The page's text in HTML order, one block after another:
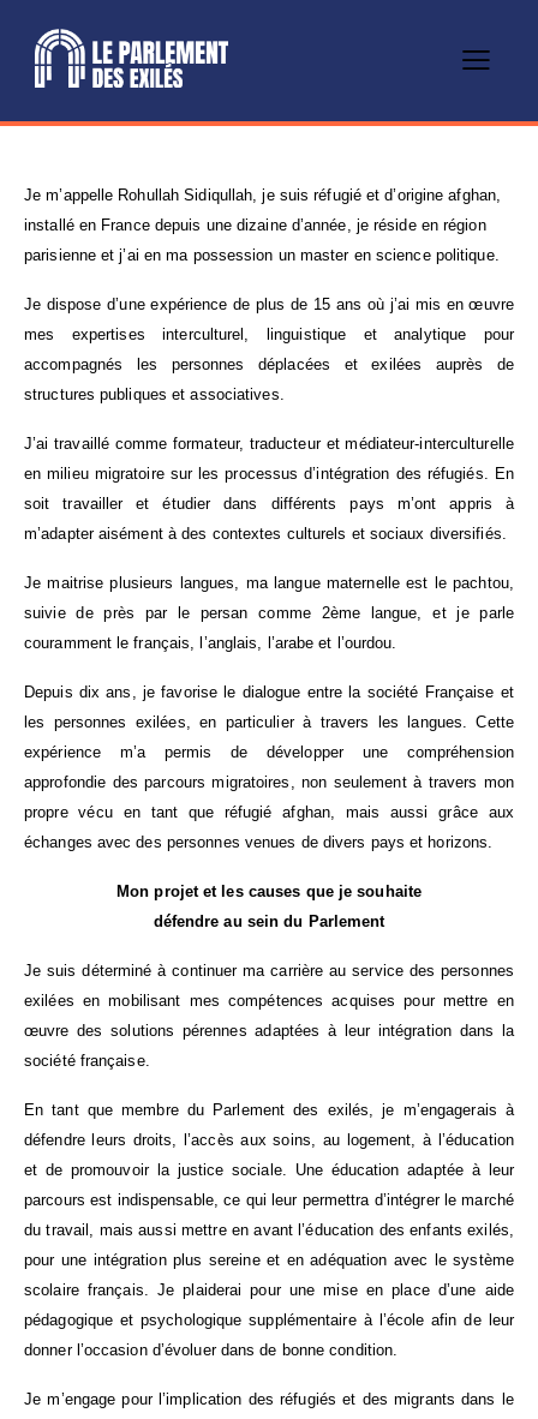
Je m’appelle Rohullah Sidiqullah, je suis réfugié et d’origine afghan,
installé en France depuis une dizaine d’année, je réside en région
parisienne et j’ai en ma possession un master en science politique.
Je dispose d’une expérience de plus de 15 ans où j’ai mis en œuvre
mes expertises interculturel, linguistique et analytique pour
accompagnés les personnes déplacées et exilées auprès de
structures publiques et associatives.
J’ai travaillé comme formateur, traducteur et médiateur-interculturelle
en milieu migratoire sur les processus d’intégration des réfugiés. En
soit travailler et étudier dans différents pays m’ont appris à
m’adapter aisément à des contextes culturels et sociaux diversifiés.
Je maitrise plusieurs langues, ma langue maternelle est le pachtou,
suivie de près par le persan comme 2ème langue, et je parle
couramment le français, l’anglais, l’arabe et l’ourdou.
Depuis dix ans, je favorise le dialogue entre la société Française et
les personnes exilées, en particulier à travers les langues. Cette
expérience m’a permis de développer une compréhension
approfondie des parcours migratoires, non seulement à travers mon
propre vécu en tant que réfugié afghan, mais aussi grâce aux
échanges avec des personnes venues de divers pays et horizons.
Mon projet et les causes que je souhaite
défendre au sein du Parlement
Je suis déterminé à continuer ma carrière au service des personnes
exilées en mobilisant mes compétences acquises pour mettre en
œuvre des solutions pérennes adaptées à leur intégration dans la
société française.
En tant que membre du Parlement des exilés, je m’engagerais à
défendre leurs droits, l’accès aux soins, au logement, à l’éducation
et de promouvoir la justice sociale. Une éducation adaptée à leur
parcours est indispensable, ce qui leur permettra d’intégrer le marché
du travail, mais aussi mettre en avant l’éducation des enfants exilés,
pour une intégration plus sereine et en adéquation avec le système
scolaire français. Je plaiderai pour une mise en place d’une aide
pédagogique et psychologique supplémentaire à l’école afin de leur
donner l’occasion d’évoluer dans de bonne condition.
Je m’engage pour l’implication des réfugiés et des migrants dans le